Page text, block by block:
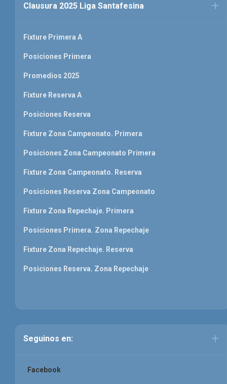
Clausura 2025 Liga Santafesina
Fixture Primera A
Posiciones Primera
Promedios 2025
Fixture Reserva A
Posiciones Reserva
Fixture Zona Campeonato. Primera
Posiciones Zona Campeonato Primera
Fixture Zona Campeonato. Reserva
Posiciones Reserva Zona Campeonato
Fixture Zona Repechaje. Primera
Posiciones Primera. Zona Repechaje
Fixture Zona Repechaje. Reserva
Posiciones Reserva. Zona Repechaje
Seguinos en:
Facebook